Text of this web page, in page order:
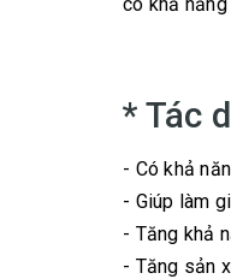
* Tác
- Có khả
- Giúp làm
- Tăng khả
- Tăng sản